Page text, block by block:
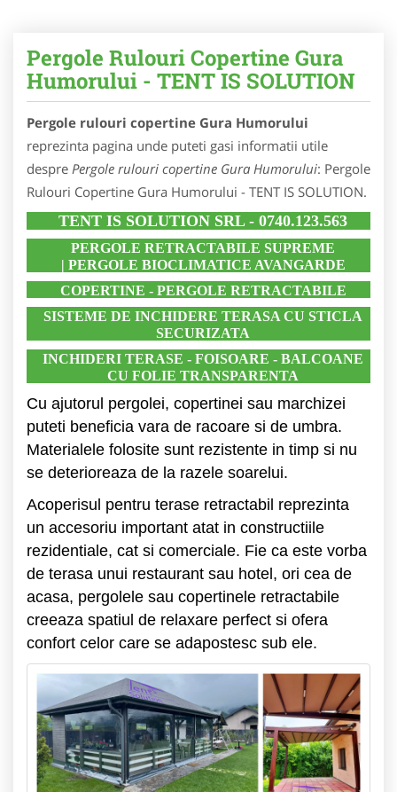
Pergole Rulouri Copertine Gura
Humorului - TENT IS SOLUTION
Pergole rulouri copertine Gura Humorului
reprezinta pagina unde puteti gasi informatii utile
despre Pergole rulouri copertine Gura Humorului: Pergole
Rulouri Copertine Gura Humorului - TENT IS SOLUTION.
TENT IS SOLUTION SRL - 0740.123.563
PERGOLE RETRACTABILE SUPREME
| PERGOLE BIOCLIMATICE AVANGARDE
COPERTINE - PERGOLE RETRACTABILE
SISTEME DE INCHIDERE TERASA CU STICLA
SECURIZATA
INCHIDERI TERASE - FOISOARE - BALCOANE
CU FOLIE TRANSPARENTA
Cu ajutorul pergolei, copertinei sau marchizei
puteti beneficia vara de racoare si de umbra.
Materialele folosite sunt rezistente in timp si nu
se deterioreaza de la razele soarelui.
Acoperisul pentru terase retractabil reprezinta
un accesoriu important atat in constructiile
rezidentiale, cat si comerciale. Fie ca este vorba
de terasa unui restaurant sau hotel, ori cea de
acasa, pergolele sau copertinele retractabile
creeaza spatiul de relaxare perfect si ofera
confort celor care se adapostesc sub ele.